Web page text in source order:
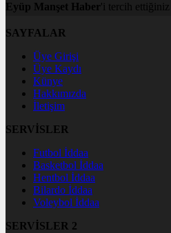
Eyüp Manşet Haber'i tercih ettiğiniz
SAYFALAR
Üye Girişi
Üye Kaydı
Künye
Hakkımızda
İletişim
SERVİSLER
Futbol İddaa
Basketbol İddaa
Hentbol İddaa
Bilardo İddaa
Voleybol İddaa
SERVİSLER 2